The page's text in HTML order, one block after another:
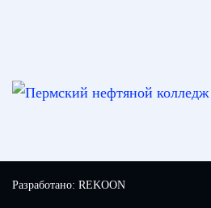
Разработано: REKOON